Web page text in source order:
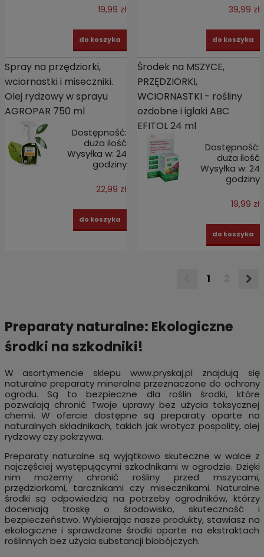
19,99 zł
do koszyka
39,99 zł
do koszyka
Spray na przędziorki,
wciornastki i miseczniki.
Olej rydzowy w sprayu
AGROPAR 750 ml
Dostępność:
duża ilość
Wysyłka w: 24
godziny
22,99 zł
do koszyka
Środek na MSZYCE,
PRZĘDZIORKI,
WCIORNASTKI - rośliny
ozdobne i iglaki ABC
EFITOL 24 ml
Dostępność:
duża ilość
Wysyłka w: 24
godziny
19,99 zł
do koszyka
1
Preparaty naturalne: Ekologiczne
środki na szkodniki!
W asortymencie sklepu www.pryskaj.pl znajdują się
naturalne preparaty mineralne przeznaczone do ochrony
ogrodu. Są to bezpieczne dla roślin środki, które
pozwalają chronić Twoje uprawy bez użycia toksycznej
chemii. W ofercie dostępne są preparaty oparte na
naturalnych składnikach, takich jak wrotycz pospolity, olej
rydzowy czy pokrzywa.
Preparaty naturalne są wyjątkowo skuteczne w walce z
najczęściej występującymi szkodnikami w ogrodzie. Dzięki
nim możemy chronić rośliny przed mszycami,
przędziorkami, tarcznikami czy misecznikami. Naturalne
środki są odpowiedzią na potrzeby ogrodników, którzy
doceniają troskę o środowisko, skuteczność i
bezpieczeństwo. Wybierając nasze produkty, stawiasz na
ekologiczne i sprawdzone środki oparte na ekstraktach
roślinnych bez użycia substancji biobójczych.